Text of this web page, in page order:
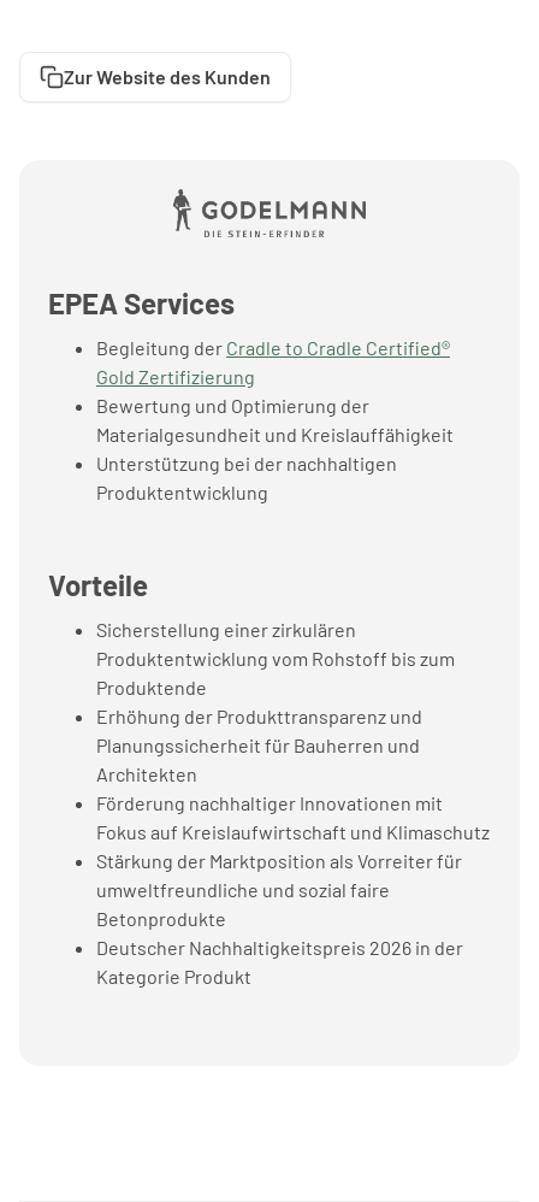
Zur Website des Kunden
EPEA Services
Begleitung der Cradle to Cradle Certified®
Gold Zertifizierung
Bewertung und Optimierung der
Materialgesundheit und Kreislauffähigkeit
Unterstützung bei der nachhaltigen
Produktentwicklung
Vorteile
Sicherstellung einer zirkulären
Produktentwicklung vom Rohstoff bis zum
Produktende
Erhöhung der Produkttransparenz und
Planungssicherheit für Bauherren und
Architekten
Förderung nachhaltiger Innovationen mit
Fokus auf Kreislaufwirtschaft und Klimaschutz
Stärkung der Marktposition als Vorreiter für
umweltfreundliche und sozial faire
Betonprodukte
Deutscher Nachhaltigkeitspreis 2026 in der
Kategorie Produkt